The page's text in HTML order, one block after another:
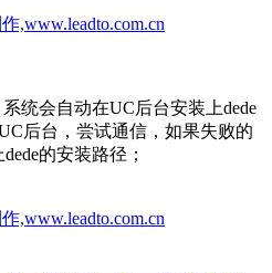
统会自动在UC后台安装上dede
后台，尝试通信，如果失败的
的安装路径；